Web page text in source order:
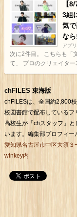
【
3組
気
なら
アプ
次に2件目。 こちらも「
て、 プロのクリエイター
chFILES 東海版
chFILESは、全国約2,800
校図書館で配布している
高校生が「chスタッフ」
います。編集部プロフィー
愛知県名古屋市中区大須
winkey内